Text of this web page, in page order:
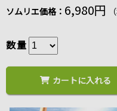
ソムリエ価格： 6,980円
数量
カートに入れる